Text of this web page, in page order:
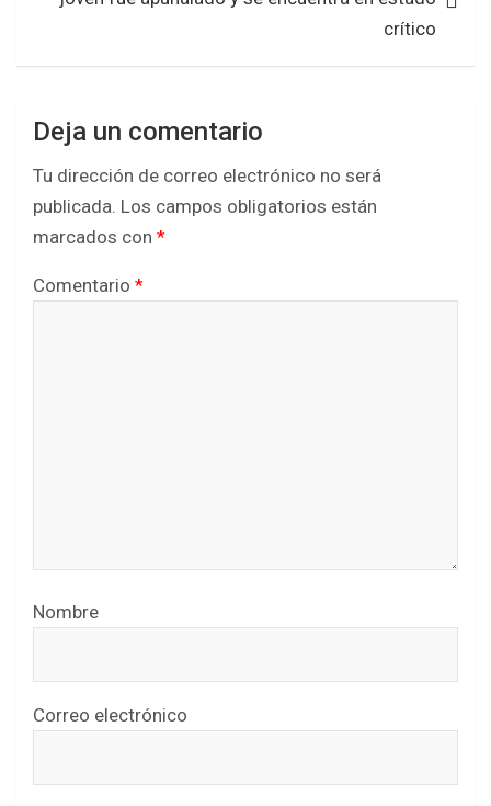
crítico
Deja un comentario
Tu dirección de correo electrónico no será
publicada. Los campos obligatorios están
marcados con *
Comentario *
Nombre
Correo electrónico